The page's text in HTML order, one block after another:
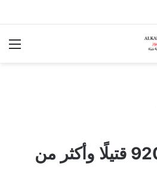
زلزالا فنزويلا: 920 قتيلًا وأكثر من